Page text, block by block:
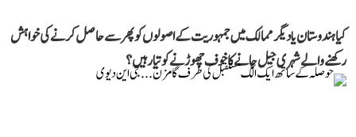
کیا ہندوستان یا دیگر ممالک میں جمہوریت کے اصولوں کو پھر سے حاصل کرنے کی خواہش
رکھنے والے شہری جیل جانے کا خوف چھوڑنے کو تیار ہیں؟